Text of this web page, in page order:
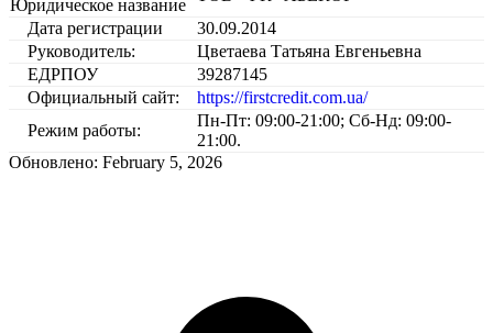
Юридическое название
Дата регистрации
30.09.2014
Руководитель:
Цветаева Татьяна Евгеньевна
ЕДРПОУ
39287145
Официальный сайт:
https://firstcredit.com.ua/
Режим работы:
Пн-Пт: 09:00-21:00; Сб-Нд: 09:00-
21:00.
Обновлено: February 5, 2026